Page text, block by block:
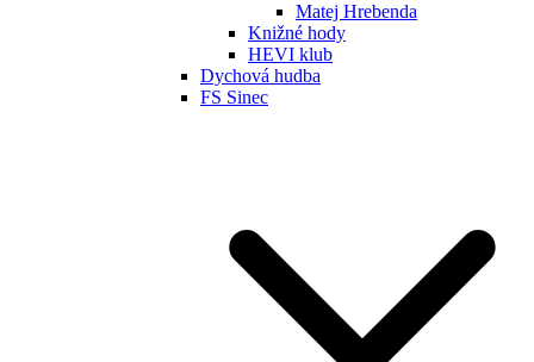
Matej Hrebenda
Knižné hody
HEVI klub
Dychová hudba
FS Sinec